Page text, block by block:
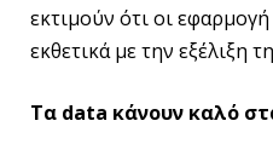
εκτιμούν ότι οι
εκθετικά με την εξέλιξη
Τα data κάνουν καλό